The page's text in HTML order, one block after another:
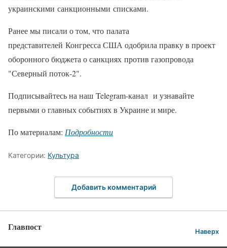
украинскими санкционными списками.
Ранее мы писали о том, что палата
представителей Конгресса США одобрила правку в проект
оборонного бюджета о санкциях против газопровода
"Северный поток-2".
Подписывайтесь на наш Telegram-канал и узнавайте
первыми о главных событиях в Украине и мире.
По материалам: Подробности
Категории: Культура
Добавить комментарий
Главпост Наверх